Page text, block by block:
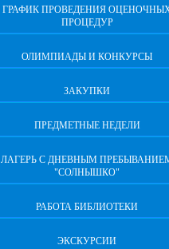
ГРАФИК ПРОВЕДЕНИЯ
ПРОЦЕДУР
ОЛИМПИАДЫ И КОНКУРСЫ
ЗАКУПКИ
ПРЕДМЕТНЫЕ НЕДЕЛИ
ЛАГЕРЬ С ДНЕВНЫМ
"СОЛНЫШКО"
РАБОТА БИБЛИОТЕКИ
ЭКСКУРСИИ